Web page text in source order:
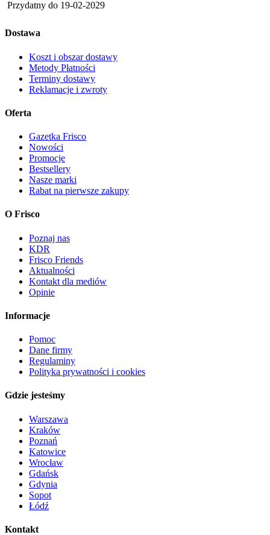
Przydatny do 19-02-2029
Dostawa
Koszt i obszar dostawy
Metody Płatności
Terminy dostawy
Reklamacje i zwroty
Oferta
Gazetka Frisco
Nowości
Promocje
Bestsellery
Nasze marki
Rabat na pierwsze zakupy
O Frisco
Poznaj nas
KDR
Frisco Friends
Aktualności
Kontakt dla mediów
Opinie
Informacje
Pomoc
Dane firmy
Regulaminy
Polityka prywatności i cookies
Gdzie jesteśmy
Warszawa
Kraków
Poznań
Katowice
Wrocław
Gdańsk
Gdynia
Sopot
Łódź
Kontakt